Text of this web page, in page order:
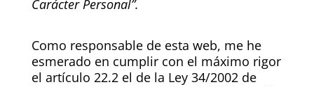
Carácter Personal”.
Como responsable de esta web, me he
esmerado en cumplir con el máximo rigor
el artículo 22.2 el de la Ley 34/2002 de